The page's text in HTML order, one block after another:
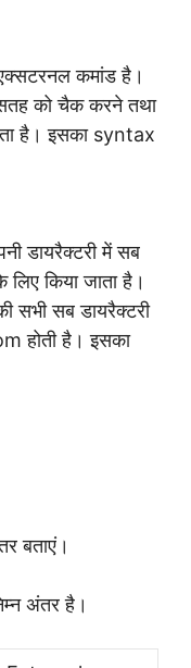
कमांड है।
को चैक करने तथा
है। इसका syntax
डायरैक्टरी में सब
किया जाता है।
सभी सब डायरैक्टरी
होती है। इसका
बताएं।
अंतर है।